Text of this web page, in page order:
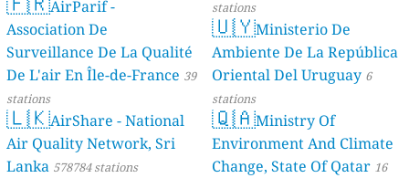
AirParif -
Association De
Surveillance De La Qualité
De L'air En Île-de-France 39
stations
🇱🇰AirShare - National
Air Quality Network, Sri
Lanka 578784 stations
stations
🇺🇾Ministerio De
Ambiente De La República
Oriental Del Uruguay 6
stations
🇶🇦Ministry Of
Environment And Climate
Change, State Of Qatar 16